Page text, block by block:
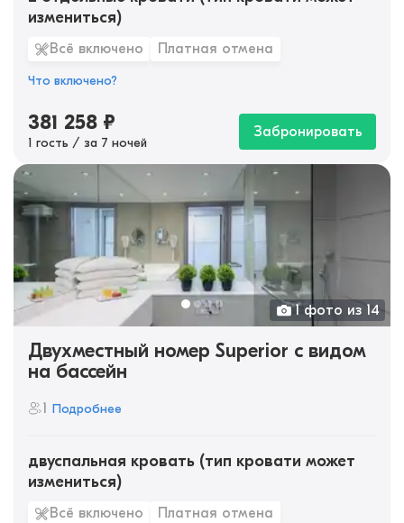
измениться)
Всё включено Платная отмена
Что включено?
381 258 ₽
1 гость / за 7 ночей
Забронировать
1 фото из 14
Двухместный номер Superior с видом
на бассейн
1 Подробнее
двуспальная кровать (тип кровати может
измениться)
Всё включено Платная отмена